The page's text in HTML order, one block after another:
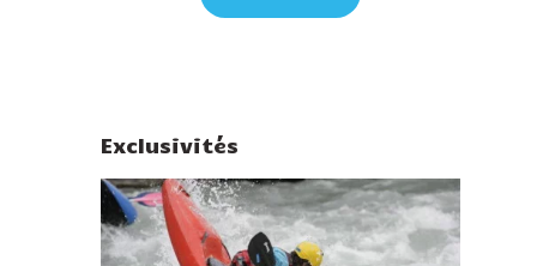
Exclusivités